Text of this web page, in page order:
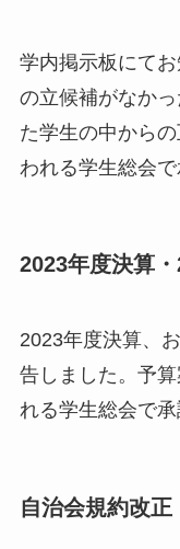
学内掲示板にて
の立候補がなか
た学生の中から
われる学生総会で
2023年度決算
2023年度決算、
告しました。予
れる学生総会で承
自治会規約改正